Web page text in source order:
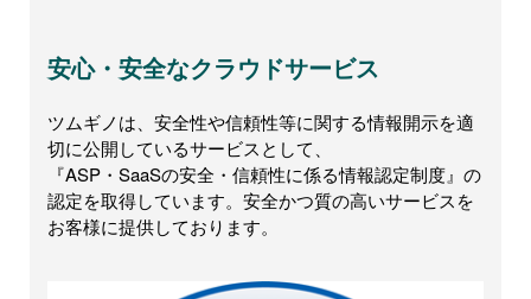
安心・安全なクラウドサービス
ツムギノは、安全性や信頼性等に関する情報開示を適
切に公開しているサービスとして、
『ASP・SaaSの安全・信頼性に係る情報認定制度』の
認定を取得しています。安全かつ質の高いサービスを
お客様に提供しております。